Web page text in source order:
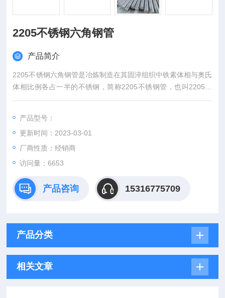
2205不锈钢六角钢管
产品简介
2205不锈钢六角钢管是冶炼制造在其固淬组织中铁素体相与奥氏
体相比例各占一半的不锈钢，简称2205不锈钢管，也叫2205双
相钢钢管。实际相比例是铁素体占45~55%，相应奥氏体占55~4
证的。
产品型号：
更新时间：2023-03-01
厂商性质：经销商
访问量：6653
产品咨询 15316775709
产品分类
相关文章